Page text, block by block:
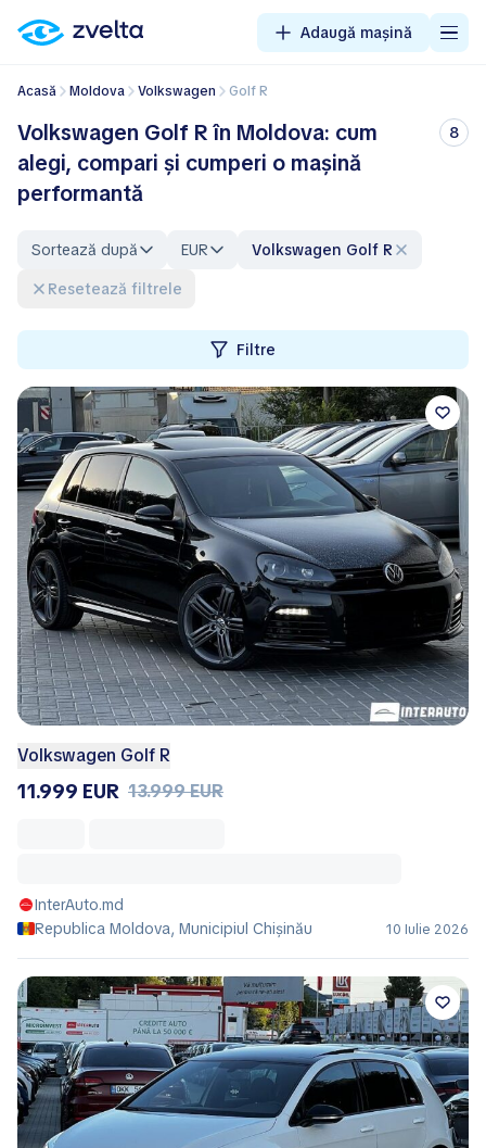
Adaugă mașină
Acasă Moldova Volkswagen Golf R
Volkswagen Golf R în Moldova: cum
alegi, compari și cumperi o mașină
performantă
8
Sortează după EUR
Volkswagen Golf R
Resetează filtrele
Filtre
Volkswagen Golf R
11.999 EUR 13.999 EUR
InterAuto.md
Republica Moldova, Municipiul Chișinău
10 Iulie 2026